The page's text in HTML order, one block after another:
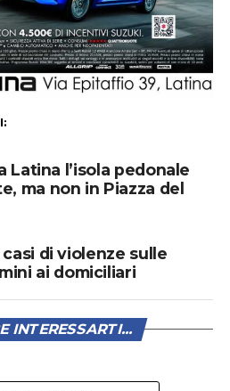
Latina l’isola pedonale
ma non in Piazza del
di violenze sulle
ai domiciliari
INTERESSARTI...